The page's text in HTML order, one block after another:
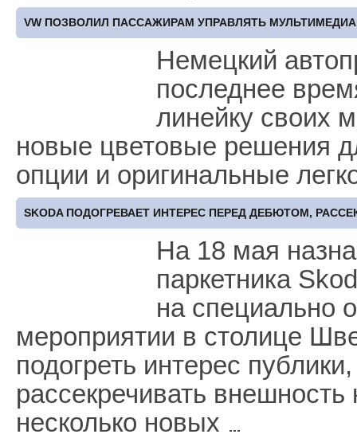
VW ПОЗВОЛИЛ ПАССАЖИРАМ УПРАВЛЯТЬ МУЛЬТИМЕДИА
Немецкий
последнее
линейку своих
новые цветовые решения
опции и оригинальные
SKODA ПОДОГРЕВАЕТ ИНТЕРЕС ПЕРЕД ДЕБЮТОМ,
На 18 мая
паркетника
на специально
мероприятии в столице
подогреть интерес
рассекречивать
несколько новых